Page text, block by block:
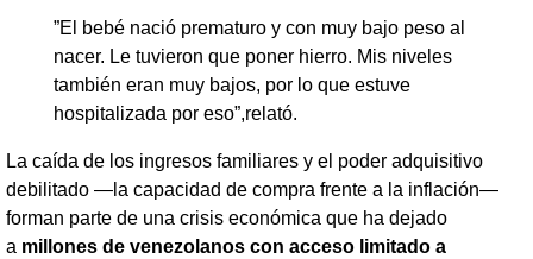
​”El bebé nació prematuro y con muy bajo peso al
nacer. Le tuvieron que poner hierro. Mis niveles
también eran muy bajos, por lo que estuve
hospitalizada por eso”,relató.
La caída de los ingresos familiares y el poder adquisitivo
debilitado —la capacidad de compra frente a la inflación—
forman parte de una crisis económica que ha dejado
a millones de venezolanos con acceso limitado a